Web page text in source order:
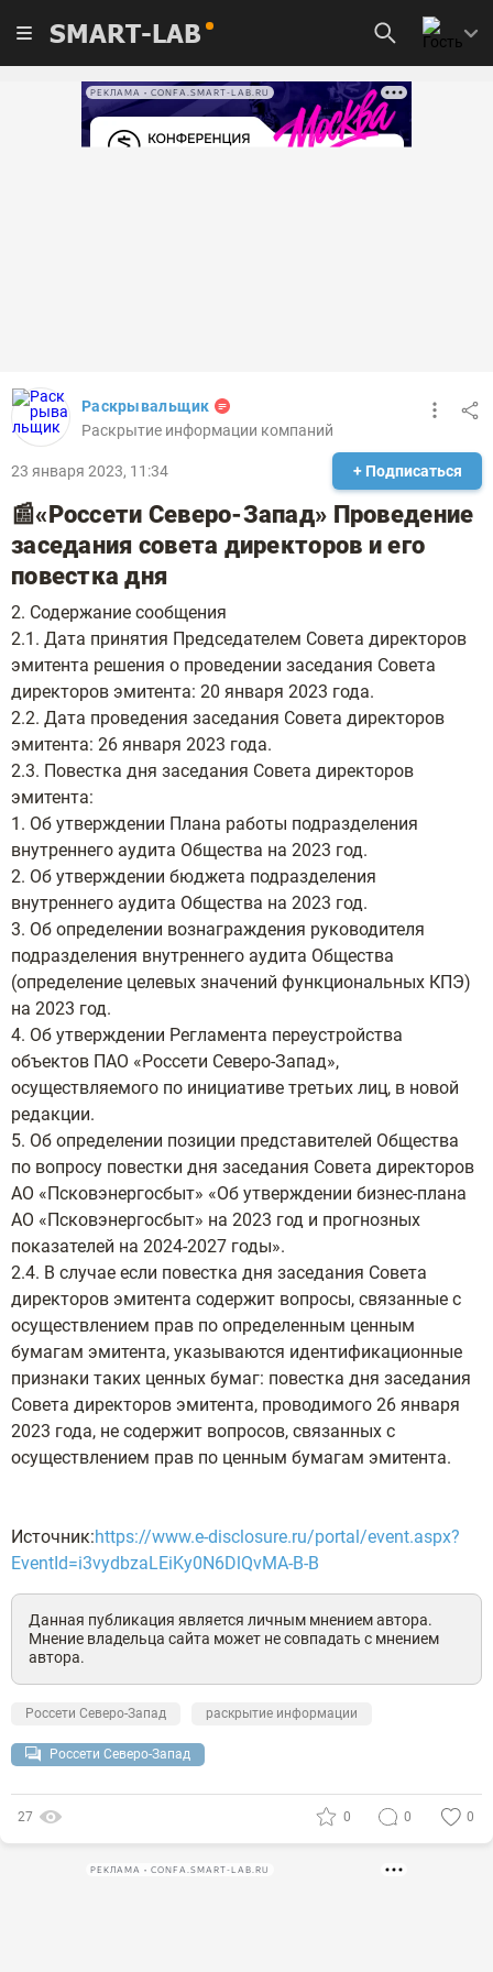
SMART-LAB
РЕКЛАМА • CONFA.SMART-LAB.RU
Раскрывальщик
Раскрытие информации компаний
23 января 2023, 11:34 + Подписаться
📰«Россети Северо-Запад» Проведение
заседания совета директоров и его
повестка дня
2. Содержание сообщения
2.1. Дата принятия Председателем Совета директоров
эмитента решения о проведении заседания Совета
директоров эмитента: 20 января 2023 года.
2.2. Дата проведения заседания Совета директоров
эмитента: 26 января 2023 года.
2.3. Повестка дня заседания Совета директоров
эмитента:
1. Об утверждении Плана работы подразделения
внутреннего аудита Общества на 2023 год.
2. Об утверждении бюджета подразделения
внутреннего аудита Общества на 2023 год.
3. Об определении вознаграждения руководителя
подразделения внутреннего аудита Общества
(определение целевых значений функциональных КПЭ)
на 2023 год.
4. Об утверждении Регламента переустройства
объектов ПАО «Россети Северо-Запад»,
осуществляемого по инициативе третьих лиц, в новой
редакции.
5. Об определении позиции представителей Общества
по вопросу повестки дня заседания Совета директоров
АО «Псковэнергосбыт» «Об утверждении бизнес-плана
АО «Псковэнергосбыт» на 2023 год и прогнозных
показателей на 2024-2027 годы».
2.4. В случае если повестка дня заседания Совета
директоров эмитента содержит вопросы, связанные с
осуществлением прав по определенным ценным
бумагам эмитента, указываются идентификационные
признаки таких ценных бумаг: повестка дня заседания
Совета директоров эмитента, проводимого 26 января
2023 года, не содержит вопросов, связанных с
осуществлением прав по ценным бумагам эмитента.
Источник:https://www.e-disclosure.ru/portal/event.aspx?
EventId=i3vydbzaLEiKy0N6DlQvMA-B-B
Данная публикация является личным мнением автора.
Мнение владельца сайта может не совпадать с мнением
автора.
Россети Северо-Запад раскрытие информации
Россети Северо-Запад
27 0 0 0
РЕКЛАМА • CONFA.SMART-LAB.RU